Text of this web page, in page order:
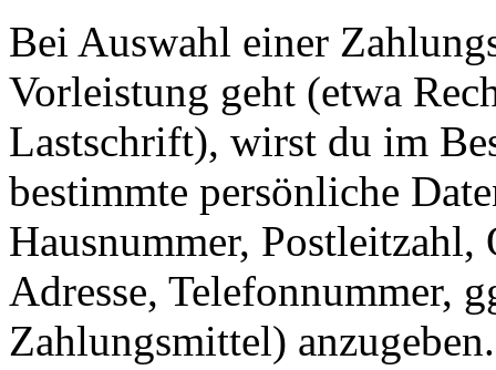
Bei Auswahl einer
Vorleistung geht (etwa
Lastschrift), wirst du im
bestimmte persönliche
Hausnummer,
Adresse, Telefonnummer,
Zahlungsmittel) anzugeben.